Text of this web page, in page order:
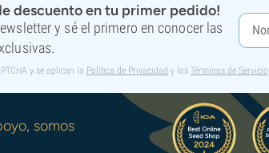
descuento en tu primer pedido!
y sé el primero en conocer las
y se aplican la Política de Privacidad y los Términos de Servicio
somos